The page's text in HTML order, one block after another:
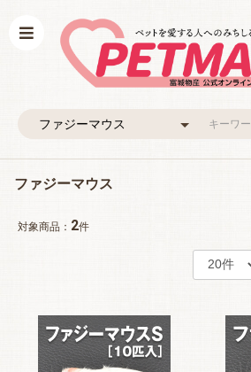
ファジーマウス
対象商品： 2件